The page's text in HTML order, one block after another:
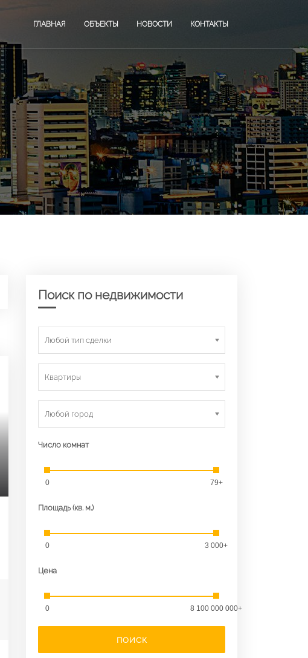
ГЛАВНАЯ ОБЪЕКТЫ НОВОСТИ КОНТАКТЫ
Поиск по недвижимости
Любой тип сделки
Квартиры
Любой город
Число комнат
0 79+
Площадь (кв. м.)
0 3 000+
Цена
0 8 100 000 000+
ПОИСК